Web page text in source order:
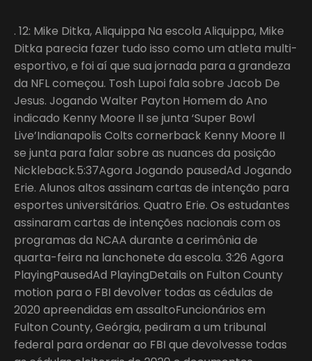
. 12: Mike Ditka, Aliquippa Na escola Aliquippa, Mike
Ditka parecia fazer tudo isso como um atleta multi-
esportivo, e foi aí que sua jornada para a grandeza
da NFL começou. Tosh Lupoi fala sobre Jacob De
Jesus. Jogando Walter Payton Homem do Ano
indicado Kenny Moore II se junta ‘Super Bowl
Live’Indianapolis Colts cornerback Kenny Moore II
se junta para falar sobre as nuances da posição
Nickleback.5:37Agora Jogando pausedAd Jogando
Erie. Alunos altos assinam cartas de intenção para
esportes universitários. Quatro Erie. Os estudantes
assinaram cartas de intenções nacionais com os
programas da NCAA durante a cerimônia de
quarta-feira na lanchonete da escola. 3:26 Agora
PlayingPausedAd PlayingDetails on Fulton County
motion para o FBI devolver todas as cédulas de
2020 apreendidas em assaltoFuncionários em
Fulton County, Geórgia, pediram a um tribunal
federal para ordenar ao FBI que devolvesse todas